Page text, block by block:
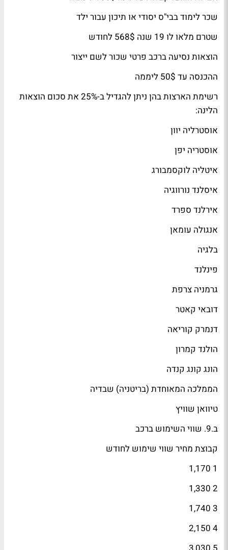
שכר לימוד בבי"ס יסודי או תיכון עבור ילד
שטרם מלאו לו 19 שנה 568$ לחודש
הוצאות נסיעה ברכב פרטי שכור לשם ייצור
ההכנסה עד 50$ ליממה
רשימת הארצות בהן ניתן להגדיל ב-25% את סכום הוצאות
הלינה:
אוסטרליה יוון
אוסטריה יפן
איטליה לוקסמבורג
איסלנד נורווגיה
אירלנד ספרד
אנגולה עומאן
בלגיה
פינלנד
גרמניה צרפת
דובאי קאטר
דנמרק קוריאה
הולנד קמרון
הונג קונג קנדה
הממלכה המאוחדת (בריטניה) שבדיה
טיוואן שוויץ
ב.9. שווי השימוש ברכב
קבוצת מחיר שווי שימוש לחודש
1 1,170
2 1,330
3 1,740
4 2,150